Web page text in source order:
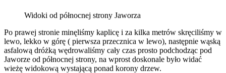
Widoki od północnej strony Jaworza
Po prawej stronie minęliśmy kaplicę i za kilka metrów skręciliśmy w
lewo, lekko w górę ( pierwsza przecznica w lewo), następnie wąską
asfalową dróżką wędrowaliśmy cały czas prosto podchodząc pod
Jaworze od północnej strony, na wprost doskonale było widać
wieżę widokową wystającą ponad korony drzew.